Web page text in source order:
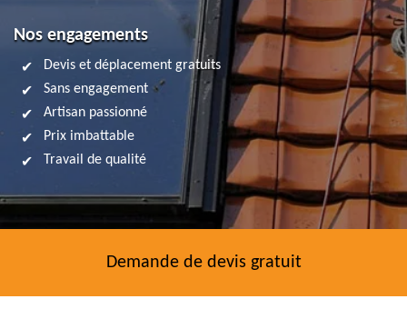
Nos engagements
Devis et déplacement gratuits
Sans engagement
Artisan passionné
Prix imbattable
Travail de qualité
Demande de devis gratuit